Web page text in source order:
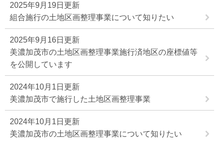
2025年9月19日更新
組合施行の土地区画整理事業について知りたい
2025年9月16日更新
美濃加茂市の土地区画整理事業施行済地区の座標値等
を公開しています
2024年10月1日更新
美濃加茂市で施行した土地区画整理事業
2024年10月1日更新
美濃加茂市の土地区画整理事業について知りたい